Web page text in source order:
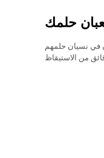
حلمك
في نسيان حلمهم